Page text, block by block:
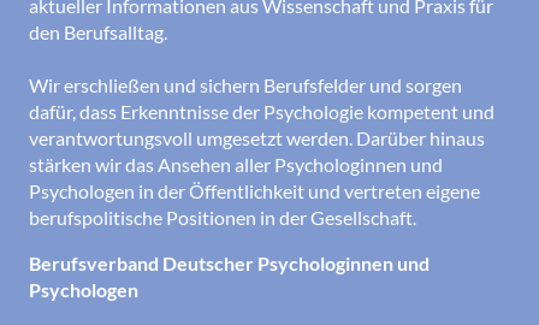
aktueller Informationen aus Wissenschaft und Praxis für
den Berufsalltag.
Wir erschließen und sichern Berufsfelder und sorgen
dafür, dass Erkenntnisse der Psychologie kompetent und
verantwortungsvoll umgesetzt werden. Darüber hinaus
stärken wir das Ansehen aller Psychologinnen und
Psychologen in der Öffentlichkeit und vertreten eigene
berufspolitische Positionen in der Gesellschaft.
Berufsverband Deutscher Psychologinnen und
Psychologen